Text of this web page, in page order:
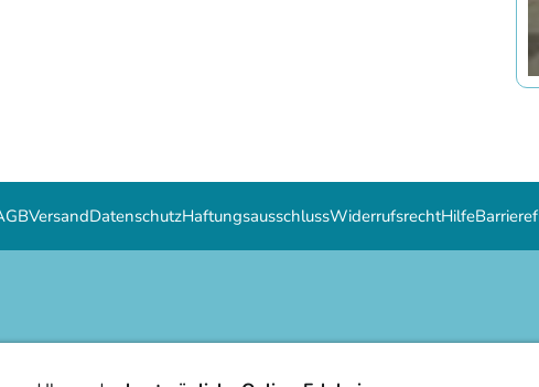
VersandDatenschutzHaftungsausschlussWiderrufsrechtHilfe